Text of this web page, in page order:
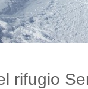
rifugio